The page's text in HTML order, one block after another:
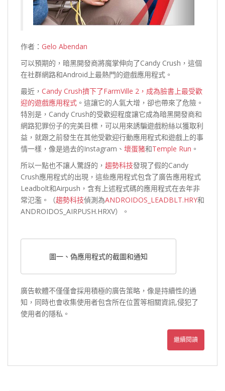
作者： Gelo Abendan
可以預期的，暗黑開發商將魔掌伸向了Candy Crush，這個
在社群網路和Android上最熱門的遊戲應用程式。
最近， Candy Crush擠下了FarmVille 2，成為臉書上最受歡
迎的遊戲應用程式 。這讓它的人氣大增，卻也帶來了危險。
特別是，Candy Crush的受歡迎程度讓它成為暗黑開發商和
網路犯罪份子的完美目標，可以用來誘騙遊戲粉絲以獲取利
益，就跟之前發生在其他受歡迎行動應用程式和遊戲上的事
情一樣，像是過去的Instagram、 壞蛋豬和Temple Run 。
所以一點也不讓人驚訝的， 趨勢科技發現了假的Candy
Crush應用程式的出現，這些應用程式包含了廣告應用程式
Leadbolt和Airpush，含有上述程式碼的應用程式在去年非
常氾濫。（趨勢科技偵測為ANDROIDOS_LEADBLT.HRY和
ANDROIDOS_AIRPUSH.HRXV）。
圖一、偽應用程式的截圖和通知
廣告軟體不僅僅會採用積極的廣告策略，像是持續性的通
知，同時也會收集使用者包含所在位置等相關資訊,侵犯了
使用者的隱私。
繼續閱讀